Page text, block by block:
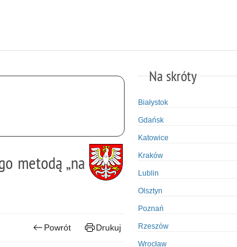
metodą „na
Powrót Drukuj
Na skróty
Białystok
Gdańsk
Katowice
Kraków
Lublin
Olsztyn
Poznań
Rzeszów
Wrocław